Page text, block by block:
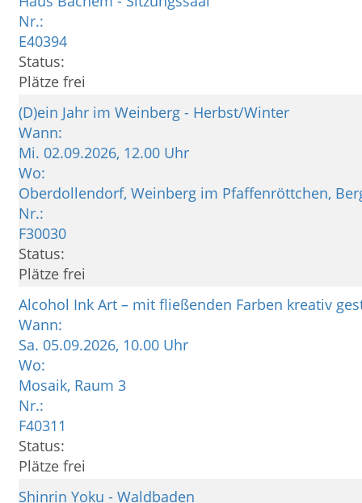
Nr.:
E40394
Status:
Plätze frei
(D)ein Jahr im Weinberg - Herbst/Winter
Wann:
Mi. 02.09.2026, 12.00 Uhr
Wo:
Oberdollendorf, Weinberg im Pfaffenröttchen,
Nr.:
F30030
Status:
Plätze frei
Alcohol Ink Art – mit fließenden Farben kreativ
Wann:
Sa. 05.09.2026, 10.00 Uhr
Wo:
Mosaik, Raum 3
Nr.:
F40311
Status:
Plätze frei
Shinrin Yoku - Waldbaden